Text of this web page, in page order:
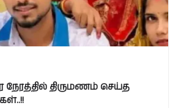
திருமணம் செய்த